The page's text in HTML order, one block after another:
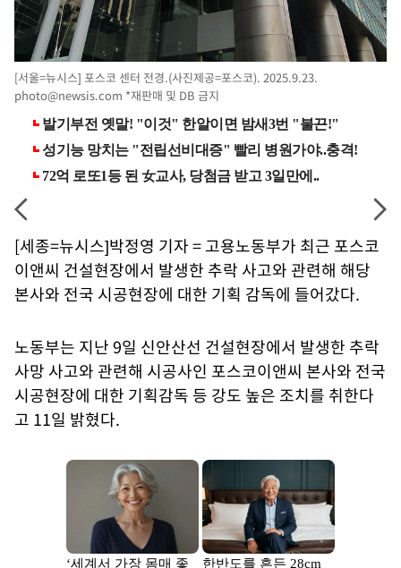
[서울=뉴시스] 포스코 센터 전경.(사진제공=포스코). 2025.9.23.
photo@newsis.com *재판매 및 DB 금지
[세종=뉴시스]박정영 기자 = 고용노동부가 최근 포스코
이앤씨 건설현장에서 발생한 추락 사고와 관련해 해당
본사와 전국 시공현장에 대한 기획 감독에 들어갔다.
노동부는 지난 9일 신안산선 건설현장에서 발생한 추락
사망 사고와 관련해 시공사인 포스코이앤씨 본사와 전국
시공현장에 대한 기획감독 등 강도 높은 조치를 취한다
고 11일 밝혔다.